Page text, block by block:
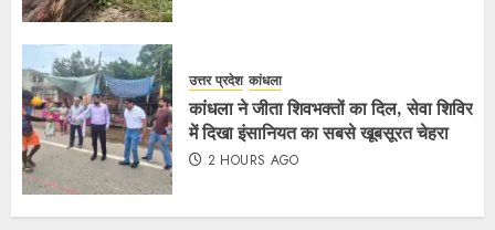
उत्तर प्रदेश कांधला
कांधला ने जीता शिवभक्तों का दिल, सेवा शिविर
में दिखा इंसानियत का सबसे खूबसूरत चेहरा
2 HOURS AGO